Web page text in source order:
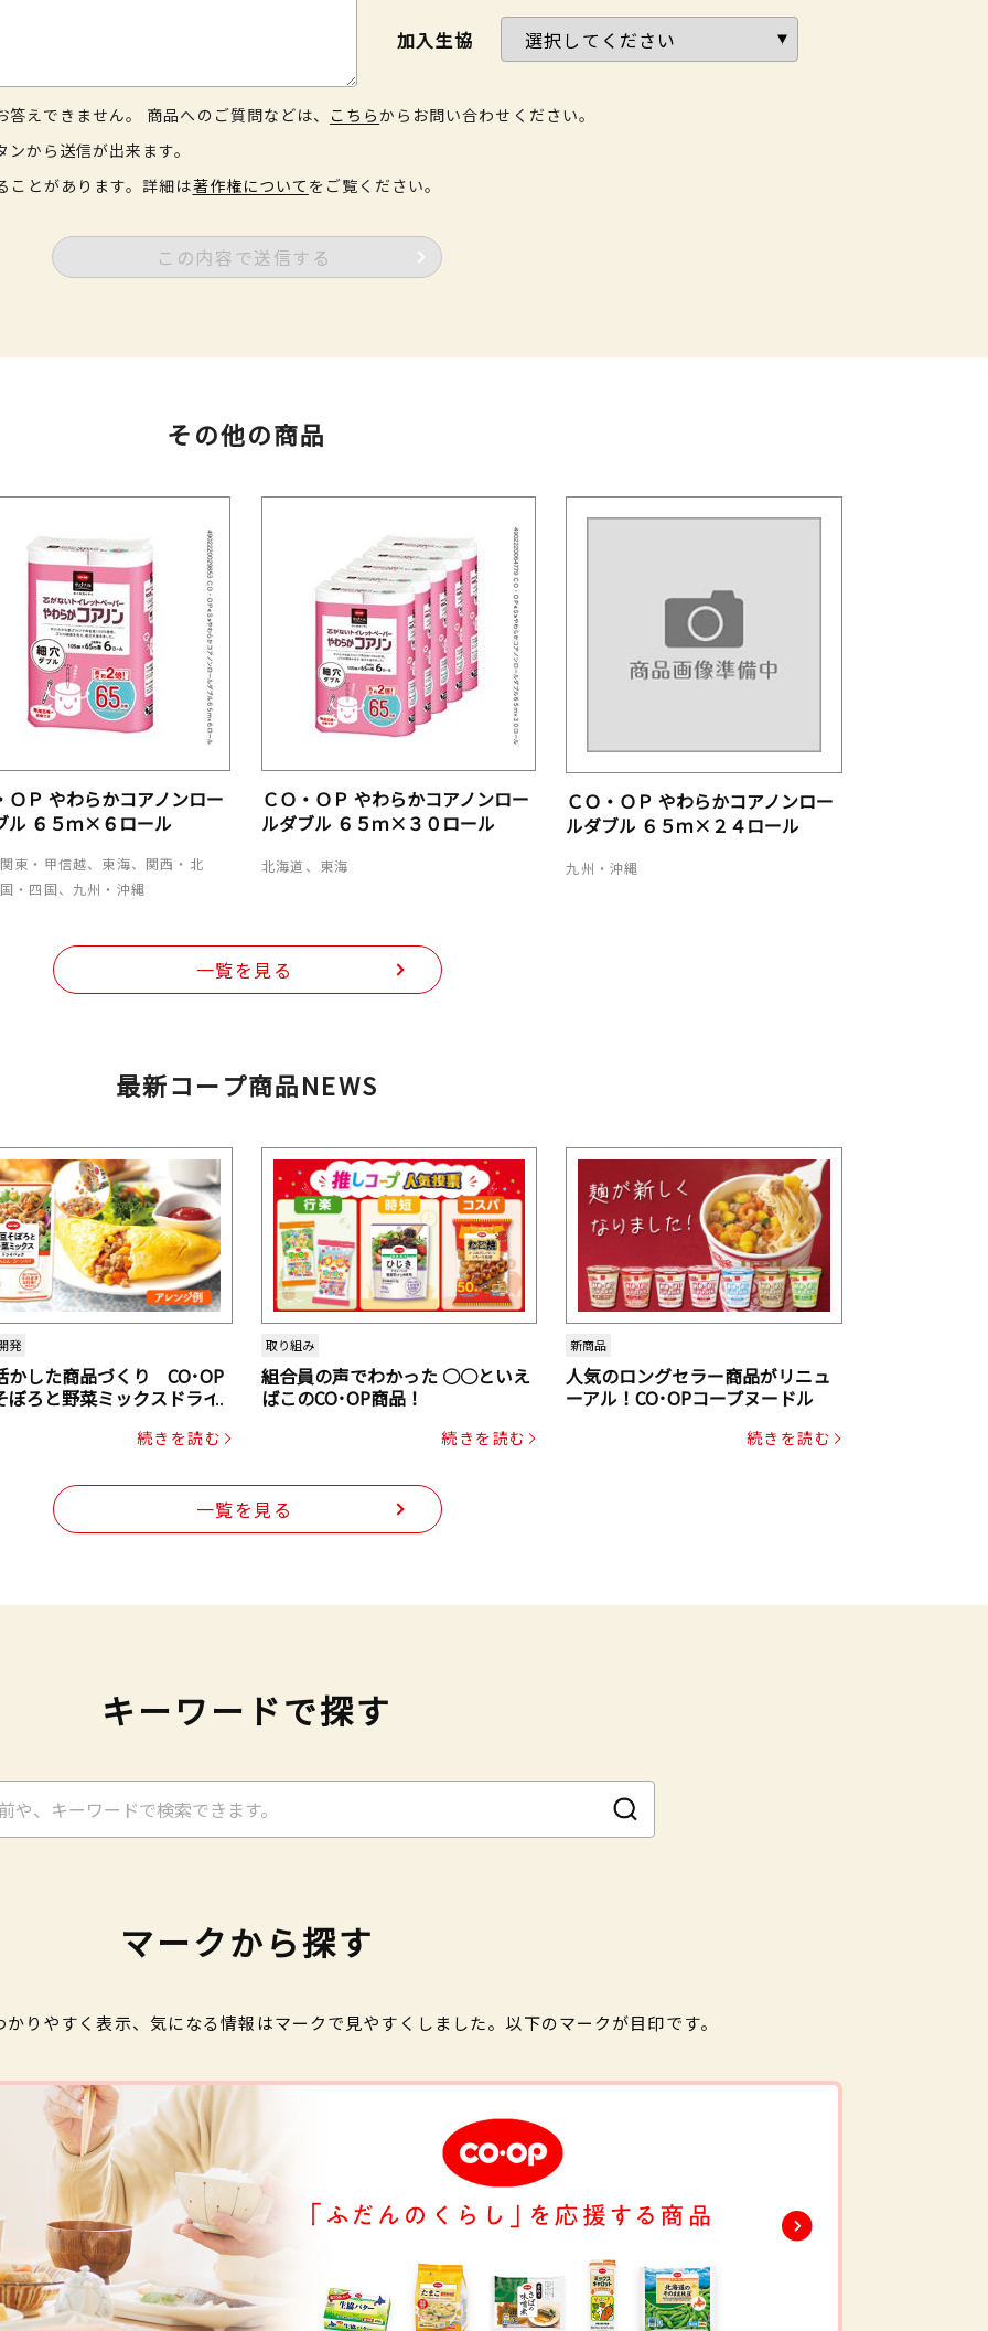
加入生協
えできません。 商品へのご質問などは、 こちらからお問い合わせください。
から送信が出来ます。
とがあります。詳細は著作権について をご覧ください。
この内容で送信する
その他の商品
ＯＰ やわらかコアノンロー
ル ６５ｍ×６ロール
東・甲信越、東海、関西・北
・四国、九州・沖縄
ＣＯ・ＯＰ やわらかコアノンロー
ルダブル ６５ｍ×３０ロール
北海道、東海
ＣＯ・ＯＰ やわらかコアノンロー
ルダブル ６５ｍ×２４ロール
九州・沖縄
一覧を見る
最新コープ商品NEWS
発
かした商品づくり CO･OP
ぼろと野菜ミックスドライ
続きを読む
取り組み
組合員の声でわかった ○○といえ
ばこのCO･OP商品！
続きを読む
新商品
人気のロングセラー商品がリニュ
ーアル！CO･OPコープヌードル
続きを読む
一覧を見る
キーワードで探す
マークから探す
りやすく表示、気になる情報はマークで見やすくしました。以下のマークが目印です。